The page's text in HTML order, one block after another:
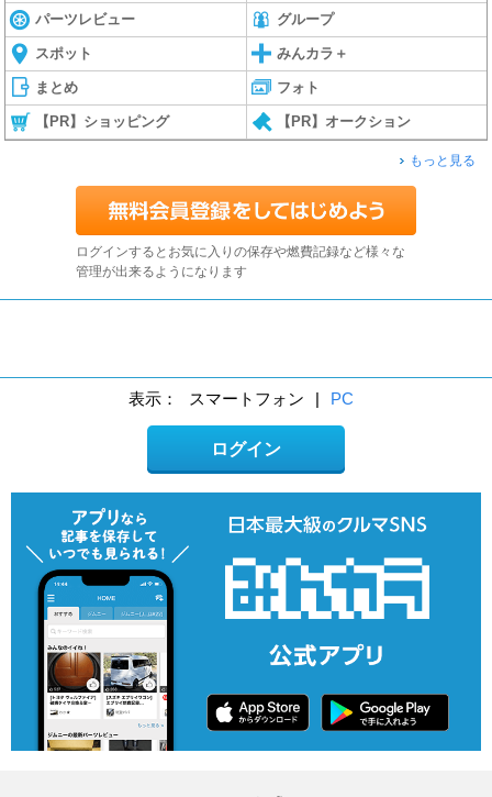
パーツレビュー グループ
スポット みんカラ＋
まとめ フォト
【PR】ショッピング 【PR】オークション
もっと見る
ログインするとお気に入りの保存や燃費記録など様々な
管理が出来るようになります
表示： スマートフォン | PC
ログイン